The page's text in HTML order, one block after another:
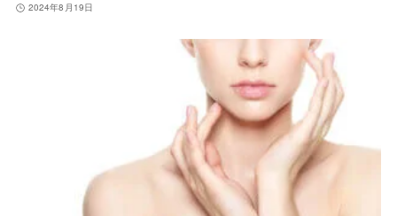
2024年8月19日